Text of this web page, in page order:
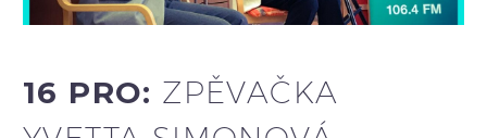
16 PRO: ZPĚVAČKA